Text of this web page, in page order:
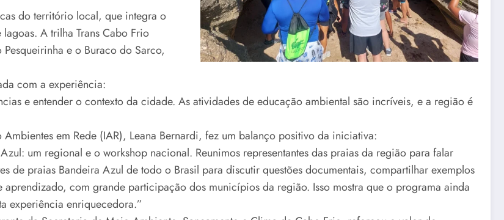
do território local, que integra o
A trilha Trans Cabo Frio
e o Buraco do Sarco,
com a experiência:
e entender o contexto da cidade. As atividades de educação ambiental são incríveis, e a região é
em Rede (IAR), Leana Bernardi, fez um balanço positivo da iniciativa:
um regional e o workshop nacional. Reunimos representantes das praias da região para falar
de praias Bandeira Azul de todo o Brasil para discutir questões documentais, compartilhar exemplos
com grande participação dos municípios da região. Isso mostra que o programa ainda
experiência enriquecedora.”